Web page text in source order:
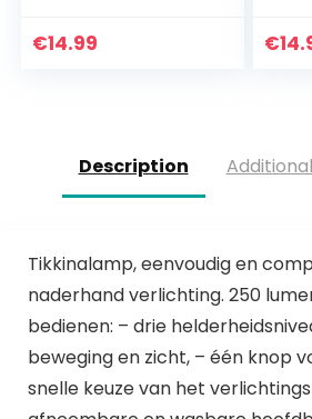
zeer helder,
€14.99 €
Description
Tikkinalamp, eenvoudig en
naderhand verlichting. 250
bedienen: – drie
beweging en zicht, – één knop
snelle keuze van het